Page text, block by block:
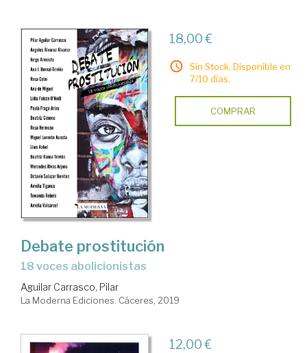
18,00 €
Sin Stock. Disponible en
7/10 días.
COMPRAR
Debate prostitución
18 voces abolicionistas
Aguilar Carrasco, Pilar
La Moderna Ediciones. Cáceres, 2019
12,00 €